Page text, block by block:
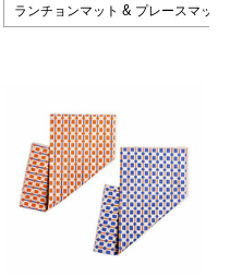
ランチョンマット & プレースマット